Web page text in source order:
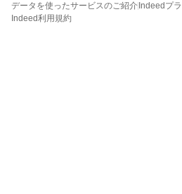
データを使ったサービスのご紹介 Indeedプ
Indeed利用規約